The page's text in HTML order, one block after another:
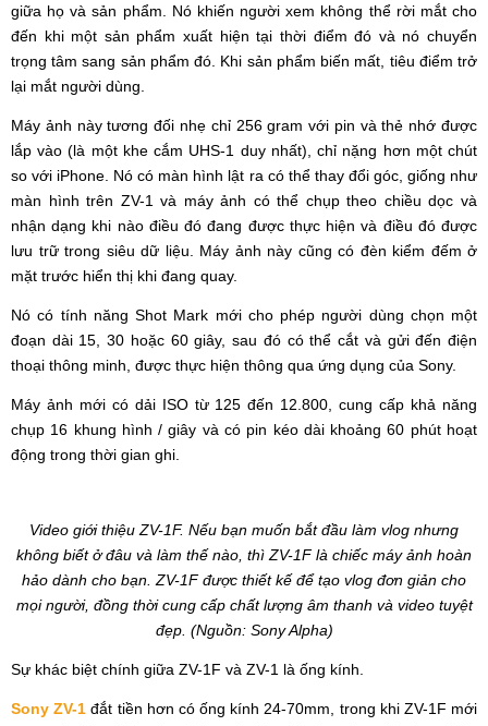
giữa họ và sản phẩm. Nó khiến người xem không thể rời mắt cho
đến khi một sản phẩm xuất hiện tại thời điểm đó và nó chuyển
trọng tâm sang sản phẩm đó. Khi sản phẩm biến mất, tiêu điểm trở
lại mắt người dùng.
Máy ảnh này tương đối nhẹ chỉ 256 gram với pin và thẻ nhớ được
lắp vào (là một khe cắm UHS-1 duy nhất), chỉ nặng hơn một chút
so với iPhone. Nó có màn hình lật ra có thể thay đổi góc, giống như
màn hình trên ZV-1 và máy ảnh có thể chụp theo chiều dọc và
nhận dạng khi nào điều đó đang được thực hiện và điều đó được
lưu trữ trong siêu dữ liệu. Máy ảnh này cũng có đèn kiểm đếm ở
mặt trước hiển thị khi đang quay.
Nó có tính năng Shot Mark mới cho phép người dùng chọn một
đoạn dài 15, 30 hoặc 60 giây, sau đó có thể cắt và gửi đến điện
thoại thông minh, được thực hiện thông qua ứng dụng của Sony.
Máy ảnh mới có dải ISO từ 125 đến 12.800, cung cấp khả năng
chụp 16 khung hình / giây và có pin kéo dài khoảng 60 phút hoạt
động trong thời gian ghi.
Video giới thiệu ZV-1F. Nếu bạn muốn bắt đầu làm vlog nhưng
không biết ở đâu và làm thế nào, thì ZV-1F là chiếc máy ảnh hoàn
hảo dành cho bạn. ZV-1F được thiết kế để tạo vlog đơn giản cho
mọi người, đồng thời cung cấp chất lượng âm thanh và video tuyệt
đẹp. (Nguồn: Sony Alpha)
Sự khác biệt chính giữa ZV-1F và ZV-1 là ống kính.
Sony ZV-1 đắt tiền hơn có ống kính 24-70mm, trong khi ZV-1F mới